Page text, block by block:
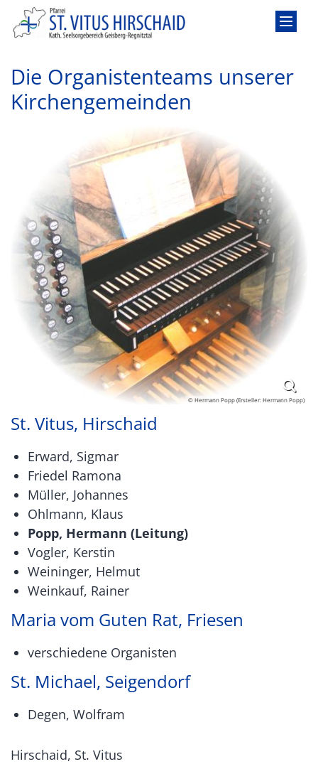
Zum Inhalt springen
Die Organistenteams unserer
Kirchengemeinden
© Hermann Popp (Ersteller: Hermann Popp)
St. Vitus, Hirschaid
Erward, Sigmar
Friedel Ramona
Müller, Johannes
Ohlmann, Klaus
Popp, Hermann (Leitung)
Vogler, Kerstin
Weininger, Helmut
Weinkauf, Rainer
Maria vom Guten Rat, Friesen
verschiedene Organisten
St. Michael, Seigendorf
Degen, Wolfram
Hirschaid, St. Vitus